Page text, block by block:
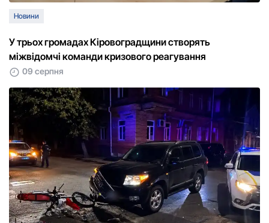
Новини
У трьох громадах Кіровоградщини створять
міжвідомчі команди кризового реагування
09 серпня